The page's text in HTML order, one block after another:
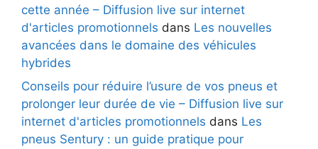
cette année – Diffusion live sur internet
d'articles promotionnels dans Les nouvelles
avancées dans le domaine des véhicules
hybrides
Conseils pour réduire l’usure de vos pneus et
prolonger leur durée de vie – Diffusion live sur
internet d'articles promotionnels dans Les
pneus Sentury : un guide pratique pour